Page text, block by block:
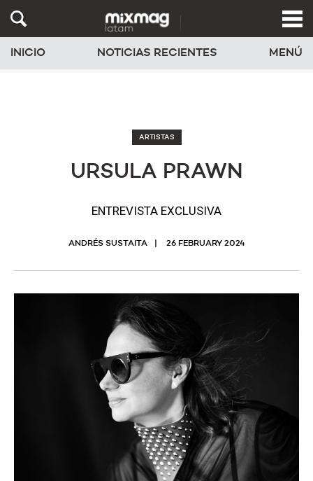
INICIO NOTICIAS RECIENTES MENÚ
ARTISTAS
URSULA PRAWN
ENTREVISTA EXCLUSIVA
ANDRÉS SUSTAITA 26 FEBRUARY 2024